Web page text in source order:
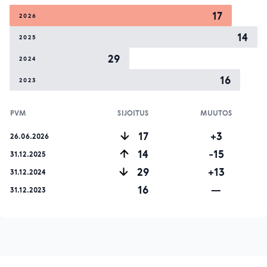
2026 17
2025 14
2024 29
2023 16
PVM SIJOITUS MUUTOS
26.06.2026 17 +3
31.12.2025 14 -15
31.12.2024 29 +13
31.12.2023 16 —